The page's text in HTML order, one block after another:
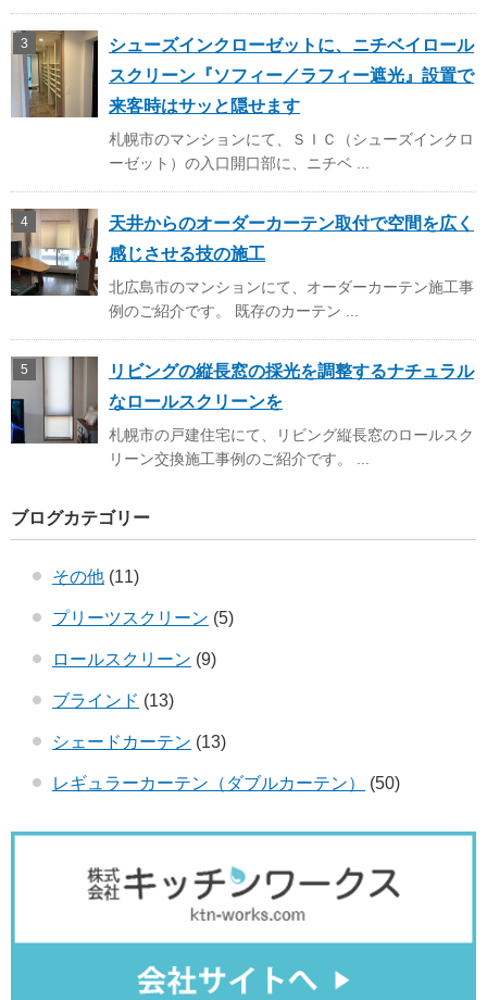
シューズインクローゼットに、ニチベイロール
スクリーン『ソフィー／ラフィー遮光』設置で
来客時はサッと隠せます
札幌市のマンションにて、ＳＩＣ（シューズインクロ
ーゼット）の入口開口部に、ニチベ ...
天井からのオーダーカーテン取付で空間を広く
感じさせる技の施工
北広島市のマンションにて、オーダーカーテン施工事
例のご紹介です。 既存のカーテン ...
リビングの縦長窓の採光を調整するナチュラル
なロールスクリーンを
札幌市の戸建住宅にて、リビング縦長窓のロールスク
リーン交換施工事例のご紹介です。 ...
ブログカテゴリー
その他 (11)
プリーツスクリーン (5)
ロールスクリーン (9)
ブラインド (13)
シェードカーテン (13)
レギュラーカーテン（ダブルカーテン） (50)